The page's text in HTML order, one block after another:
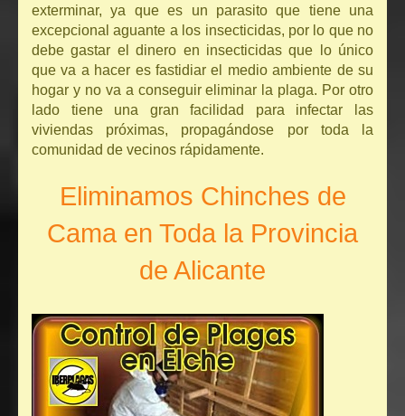
exterminar, ya que es un parasito que tiene una
excepcional aguante a los insecticidas, por lo que no
debe gastar el dinero en insecticidas que lo único
que va a hacer es fastidiar el medio ambiente de su
hogar y no va a conseguir eliminar la plaga. Por otro
lado tiene una gran facilidad para infectar las
viviendas próximas, propagándose por toda la
comunidad de vecinos rápidamente.
Eliminamos Chinches de
Cama en Toda la Provincia
de Alicante